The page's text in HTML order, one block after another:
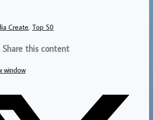
Create, Top 50
Share this content
window